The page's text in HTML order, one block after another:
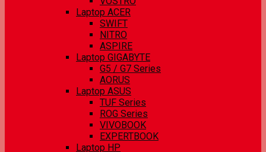
Laptop ACER
SWIFT
NITRO
ASPIRE
Laptop GIGABYTE
G5 / G7 Series
AORUS
Laptop ASUS
TUF Series
ROG Series
VIVOBOOK
EXPERTBOOK
Laptop HP